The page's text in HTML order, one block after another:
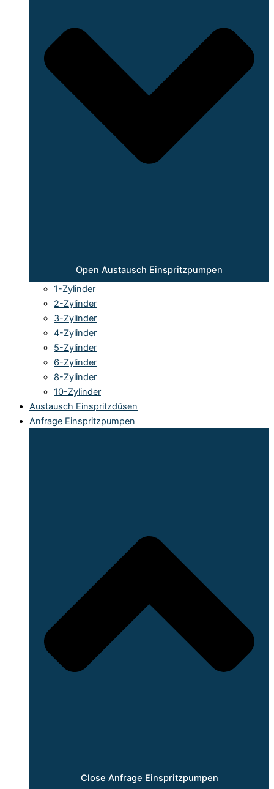
Open Austausch Einspritzpumpen
1-Zylinder
2-Zylinder
3-Zylinder
4-Zylinder
5-Zylinder
6-Zylinder
8-Zylinder
10-Zylinder
Austausch Einspritzdüsen
Anfrage Einspritzpumpen
Close Anfrage Einspritzpumpen